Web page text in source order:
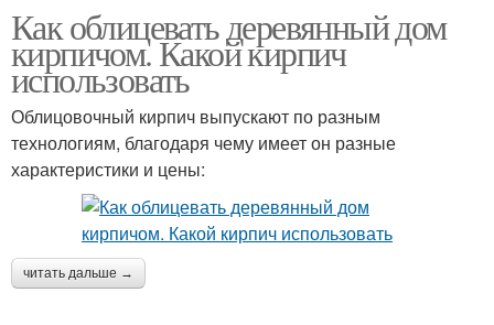
Как облицевать деревянный дом
кирпичом. Какой кирпич
использовать
Облицовочный кирпич выпускают по разным
технологиям, благодаря чему имеет он разные
характеристики и цены:
читать дальше →